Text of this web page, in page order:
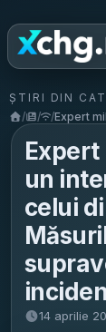
ȘTIRI DIN
/
/ /Expert
Expert
un
celui
14 aprilie